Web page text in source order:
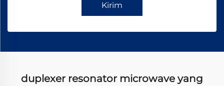
Kirim
duplexer resonator microwave yang